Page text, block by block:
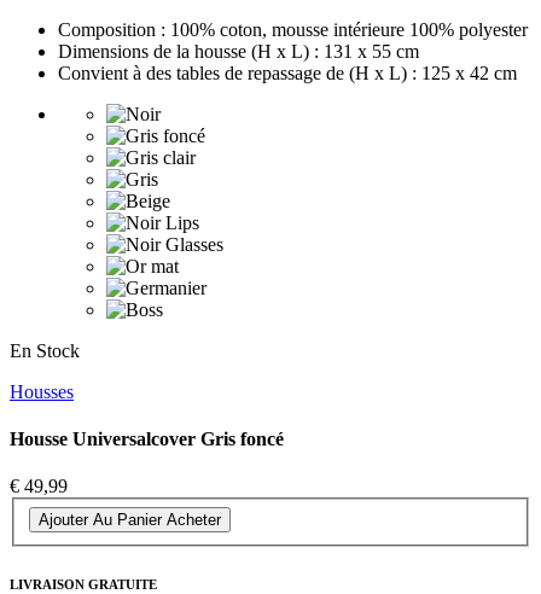
Composition : 100% coton, mousse intérieure 100% polyester
Dimensions de la housse (H x L) : 131 x 55 cm
Convient à des tables de repassage de (H x L) : 125 x 42 cm
En Stock
Housses
Housse Universalcover Gris foncé
€ 49,99
Ajouter Au Panier Acheter
LIVRAISON GRATUITE